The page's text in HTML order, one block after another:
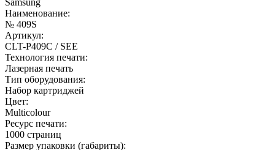
Samsung
Наименование:
№ 409S
Артикул:
CLT-P409C / SEE
Технология печати:
Лазерная печать
Тип оборудования:
Набор картриджей
Цвет:
Multicolour
Ресурс печати:
1000 страниц
Размер упаковки (габариты):